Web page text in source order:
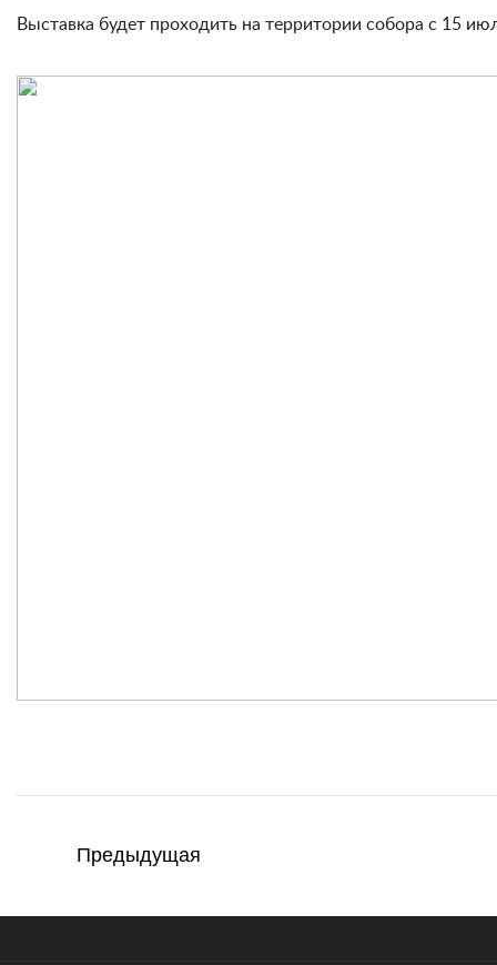
Выставка будет проходить на территории собора с 15
Предыдущая